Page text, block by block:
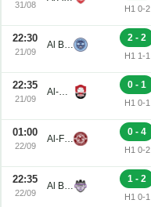
31/08 H1 0-2
22:30
21/09
Al Baten
2 - 2
H1 1-1
22:35
21/09
Al-Raed
0 - 1
H1 0-1
01:00
22/09
Al-Faisaly FC
0 - 4
H1 0-2
22:35
22/09
Al Bukayriyah
1 - 2
H1 0-1